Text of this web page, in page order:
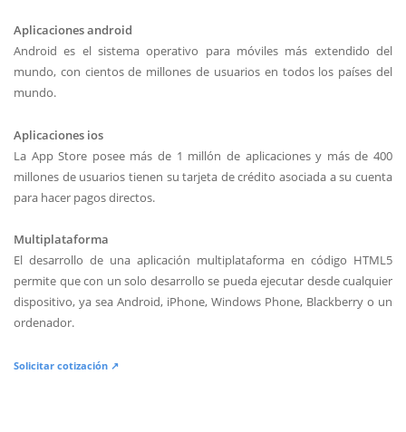
Aplicaciones android
Android es el sistema operativo para móviles más extendido del
mundo, con cientos de millones de usuarios en todos los países del
mundo.
Aplicaciones ios
La App Store posee más de 1 millón de aplicaciones y más de 400
millones de usuarios tienen su tarjeta de crédito asociada a su cuenta
para hacer pagos directos.
Multiplataforma
El desarrollo de una aplicación multiplataforma en código HTML5
permite que con un solo desarrollo se pueda ejecutar desde cualquier
dispositivo, ya sea Android, iPhone, Windows Phone, Blackberry o un
ordenador.
Solicitar cotización ↗